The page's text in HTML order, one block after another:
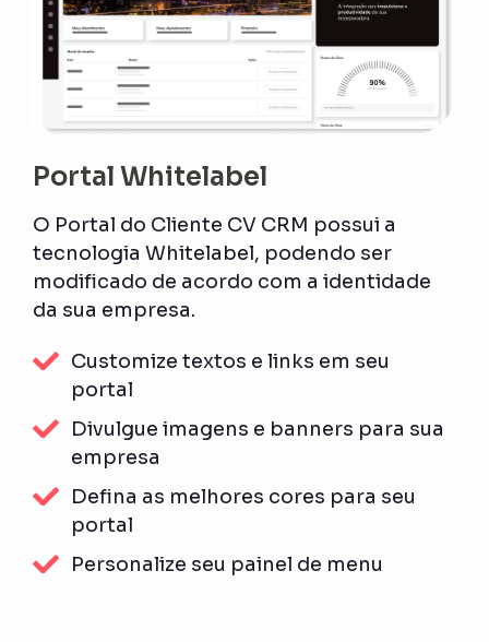
Portal Whitelabel
O Portal do Cliente CV CRM possui a
tecnologia Whitelabel, podendo ser
modificado de acordo com a identidade
da sua empresa.
Customize textos e links em seu
portal
Divulgue imagens e banners para sua
empresa
Defina as melhores cores para seu
portal
Personalize seu painel de menu